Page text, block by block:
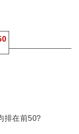
排在前50?